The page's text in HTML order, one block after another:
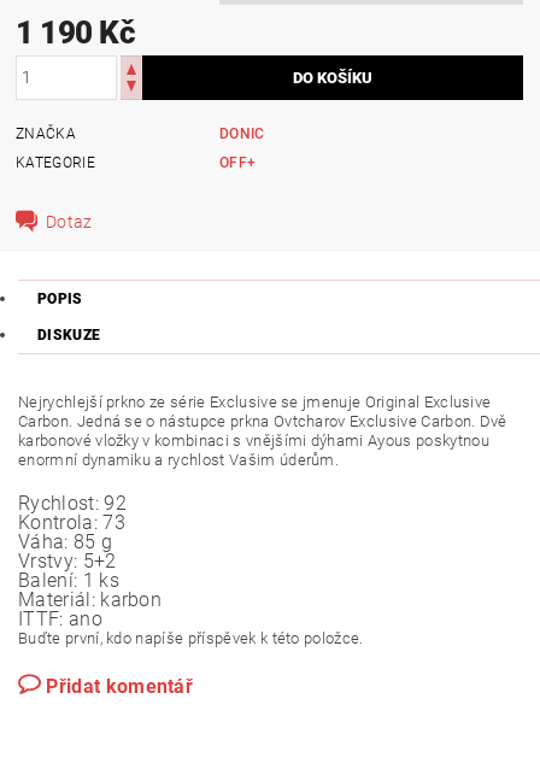
1 190 Kč
ZNAČKA
DONIC
KATEGORIE
OFF+
Dotaz
POPIS
DISKUZE
Nejrychlejší prkno ze série Exclusive se jmenuje Original Exclusive
Carbon. Jedná se o nástupce prkna Ovtcharov Exclusive Carbon. Dvě
karbonové vložky v kombinaci s vnějšími dýhami Ayous poskytnou
enormní dynamiku a rychlost Vašim úderům.
Rychlost: 92
Kontrola: 73
Váha: 85 g
Vrstvy: 5+2
Balení: 1 ks
Materiál: karbon
ITTF: ano
Buďte první, kdo napíše příspěvek k této položce.
Přidat komentář